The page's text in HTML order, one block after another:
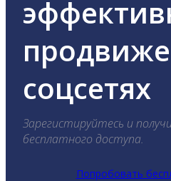
соцсетях
Зарегистируйтесь и
бесплатного доступа.
Попробовать